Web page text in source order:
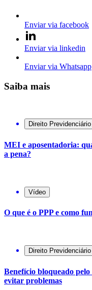
Enviar via facebook
Enviar via linkedin
Enviar via Whatsapp
Saiba mais
Direito
MEI e aposentadoria:
a pena?
Vídeo
O que é o PPP e como
Direito
Benefício bloqueado
evitar problemas